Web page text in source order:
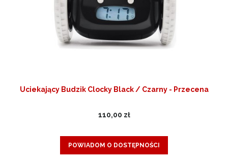
Uciekający Budzik Clocky Black / Czarny - Przecena
110,00 zł
POWIADOM O DOSTĘPNOŚCI